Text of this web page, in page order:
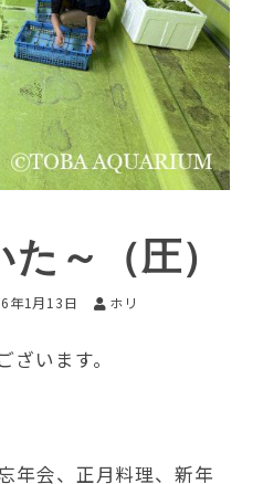
～（圧）
年1月13日 ホリ
ざいます。
年会、正月料理、新年